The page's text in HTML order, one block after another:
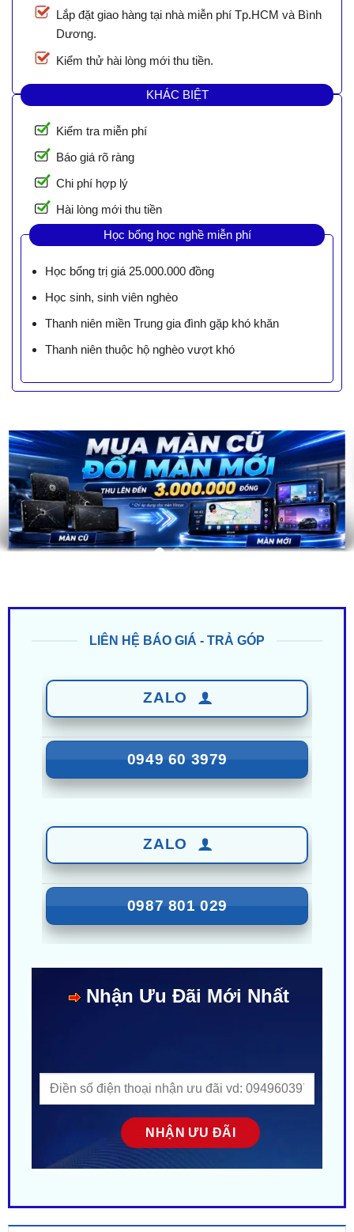
Lắp đặt giao hàng tại nhà miễn phí Tp.HCM và Bình
Dương.
Kiểm thử hài lòng mới thu tiền.
KHÁC BIỆT
Kiểm tra miễn phí
Báo giá rõ ràng
Chi phí hợp lý
Hài lòng mới thu tiền
Học bổng học nghề miễn phí
Học bổng trị giá 25.000.000 đồng
Học sinh, sinh viên nghèo
Thanh niên miền Trung gia đình gặp khó khăn
Thanh niên thuộc hộ nghèo vượt khó
0949 60 3979
0987 801 029